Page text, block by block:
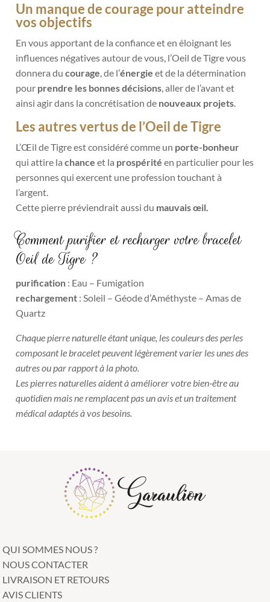
Un manque de courage pour atteindre
vos objectifs
En vous apportant de la confiance et en éloignant les
influences négatives autour de vous, l’Oeil de Tigre vous
donnera ducourage, de l’énergie et de la détermination
pour prendre les bonnes décisions, aller de l’avant et
ainsi agir dans la concrétisation de nouveaux projets.
Les autres vertus de l’Oeil de Tigre
L’Œil de Tigre est considéré comme un porte-bonheur
qui attire lachance et la prospérité en particulier pour les
personnes qui exercent une profession touchant à
l’argent.
Cette pierre préviendrait aussi du mauvais œil.
Comment purifier et recharger votre bracelet
Oeil de Tigre ?
purification : Eau – Fumigation
rechargement : Soleil – Géode d’Améthyste – Amas de
Quartz
Chaque pierre naturelle étant unique, les couleurs des perles
composant le bracelet peuvent légèrement varier les unes des
autres ou par rapport à la photo.
Les pierres naturelles aident à améliorer votre bien-être au
quotidien mais ne remplacent pas un avis et un traitement
médical adaptés à vos besoins.
QUI SOMMES NOUS ?
NOUS CONTACTER
LIVRAISON ET RETOURS
AVIS CLIENTS